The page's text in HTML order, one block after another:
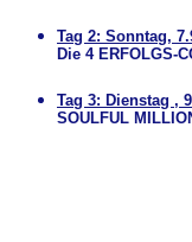
Tag 2: Sonntag,
Die 4 ERFOLGS-
Tag 3: Dienstag ,
SOULFUL